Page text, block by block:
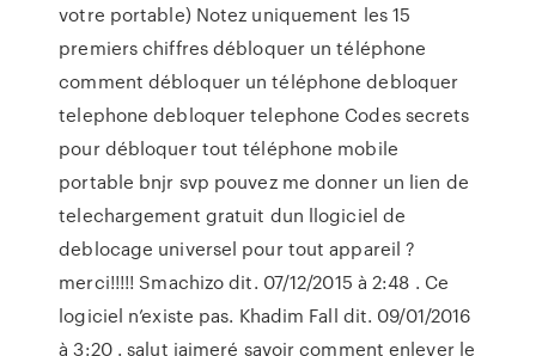
votre portable) Notez uniquement les 15
premiers chiffres débloquer un téléphone
comment débloquer un téléphone debloquer
telephone debloquer telephone Codes secrets
pour débloquer tout téléphone mobile
portable bnjr svp pouvez me donner un lien de
telechargement gratuit dun llogiciel de
deblocage universel pour tout appareil ?
merci!!!!! Smachizo dit. 07/12/2015 à 2:48 . Ce
logiciel n’existe pas. Khadim Fall dit. 09/01/2016
à 3:20 . salut jaimeré savoir comment enlever le